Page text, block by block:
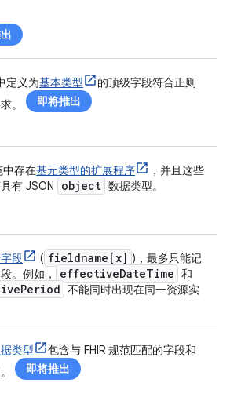
定义为基本类型
的顶级字段符合正则
。
即将推出
中存在基元类型的扩展程序
，并且这些
有 JSON
object 数据类型。
段 ( fieldname[x] )，最多只能记
。例如，
effectiveDateTime 和
Period 不能同时出现在同一资源实
类型
包含与 FHIR 规范匹配的字段和
即将推出